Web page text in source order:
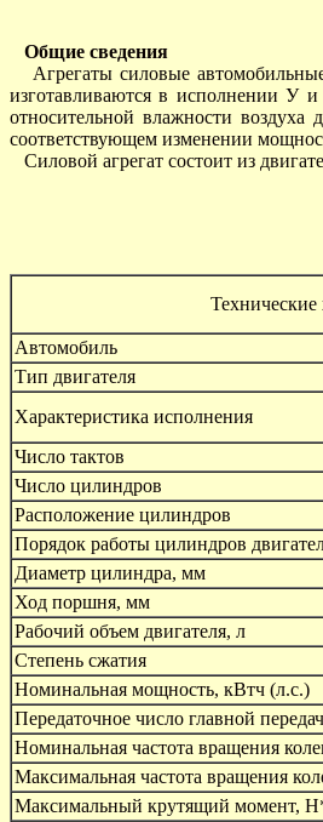
Общие сведения
Агрегаты силовые
изготавливаются в исполнении У
относительной влажности
соответствующем изменении
Силовой агрегат состоит из
Технические
Автомобиль
Тип двигателя
Характеристика исполнения
Число тактов
Число цилиндров
Расположение цилиндров
Порядок работы цилиндров
Диаметр цилиндра, мм
Ход поршня, мм
Рабочий объем двигателя, л
Степень сжатия
Номинальная мощность, кВтч (л.с.)
Передаточное число главной
Номинальная частота вращения
Максимальная частота вращения
Максимальный крутящий момент,